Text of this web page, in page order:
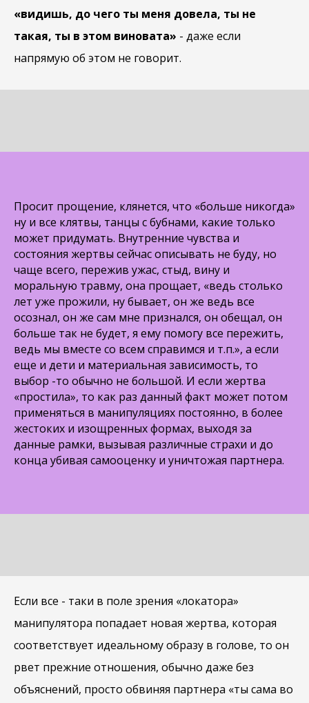
«видишь, до чего ты меня довела, ты не
такая, ты в этом виновата» - даже если
напрямую об этом не говорит.
Просит прощение, клянется, что «больше никогда»
ну и все клятвы, танцы с бубнами, какие только
может придумать. Внутренние чувства и
состояния жертвы сейчас описывать не буду, но
чаще всего, пережив ужас, стыд, вину и
моральную травму, она прощает, «ведь столько
лет уже прожили, ну бывает, он же ведь все
осознал, он же сам мне признался, он обещал, он
больше так не будет, я ему помогу все пережить,
ведь мы вместе со всем справимся и т.п.», а если
еще и дети и материальная зависимость, то
выбор -то обычно не большой. И если жертва
«простила», то как раз данный факт может потом
применяться в манипуляциях постоянно, в более
жестоких и изощренных формах, выходя за
данные рамки, вызывая различные страхи и до
конца убивая самооценку и уничтожая партнера.
Если все - таки в поле зрения «локатора»
манипулятора попадает новая жертва, которая
соответствует идеальному образу в голове, то он
рвет прежние отношения, обычно даже без
объяснений, просто обвиняя партнера «ты сама во